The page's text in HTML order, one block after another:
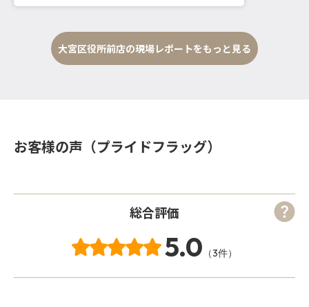
大宮区役所前店の現場レポートをもっと見る
お客様の声（プライドフラッグ）
総合評価
5.0 （3件）